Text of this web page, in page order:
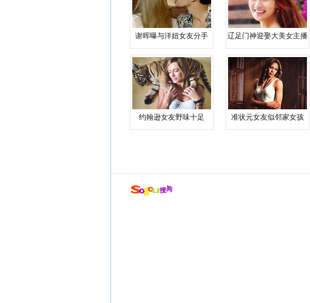
谢晖曝与洋妞女友分手 辽足门神迎娶大美女主播
约翰逊女友野味十足 准状元女友似邻家女孩